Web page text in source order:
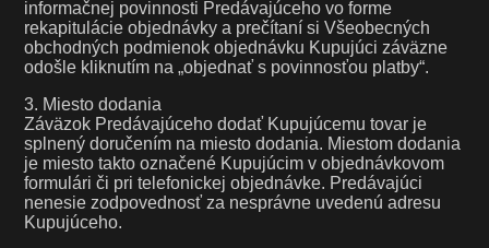
informačnej povinnosti Predávajúceho vo forme
rekapitulácie objednávky a prečítaní si Všeobecných
obchodných podmienok objednávku Kupujúci záväzne
odošle kliknutím na „objednať s povinnosťou platby“.
3. Miesto dodania
Záväzok Predávajúceho dodať Kupujúcemu tovar je
splnený doručením na miesto dodania. Miestom dodania
je miesto takto označené Kupujúcim v objednávkovom
formulári či pri telefonickej objednávke. Predávajúci
nenesie zodpovednosť za nesprávne uvedenú adresu
Kupujúceho.